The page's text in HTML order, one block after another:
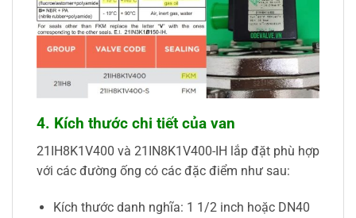
4. Kích thước chi tiết của van
21IH8K1V400 và 21IN8K1V400-IH lắp đặt phù hợp
với các đường ống có các đặc điểm như sau:
Kích thước danh nghĩa: 1 1/2 inch hoặc DN40